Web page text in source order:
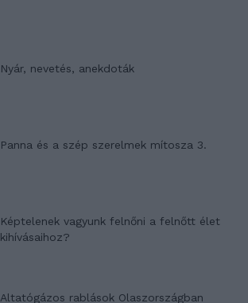
Nyár, nevetés, anekdoták
Panna és a szép szerelmek mítosza 3.
Képtelenek vagyunk felnőni a felnőtt élet
kihívásaihoz?
Altatógázos rablások Olaszországban